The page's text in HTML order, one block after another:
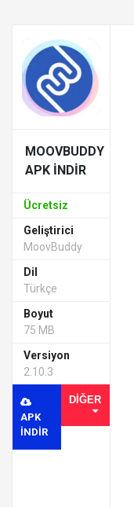
MOOVBUDDY
APK INDIR
Ücretsiz
Geliştirici
MoovBuddy
Dil
Türkçe
Boyut
75 MB
Versiyon
2.10.3
APK
INDIR
DIĞER